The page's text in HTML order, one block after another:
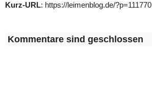
Kurz-URL: https://leimenblog.de/?p=111770
Kommentare sind geschlossen